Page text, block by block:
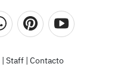
Staff| Contacto